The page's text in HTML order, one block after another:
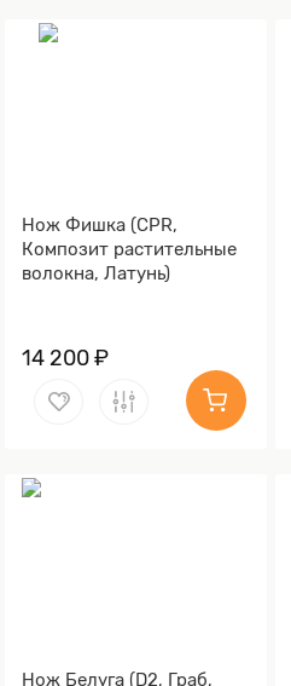
Нож Фишка (CPR,
Композит растительные
волокна, Латунь)
14 200 ₽
Нож Белуга (D2, Граб,